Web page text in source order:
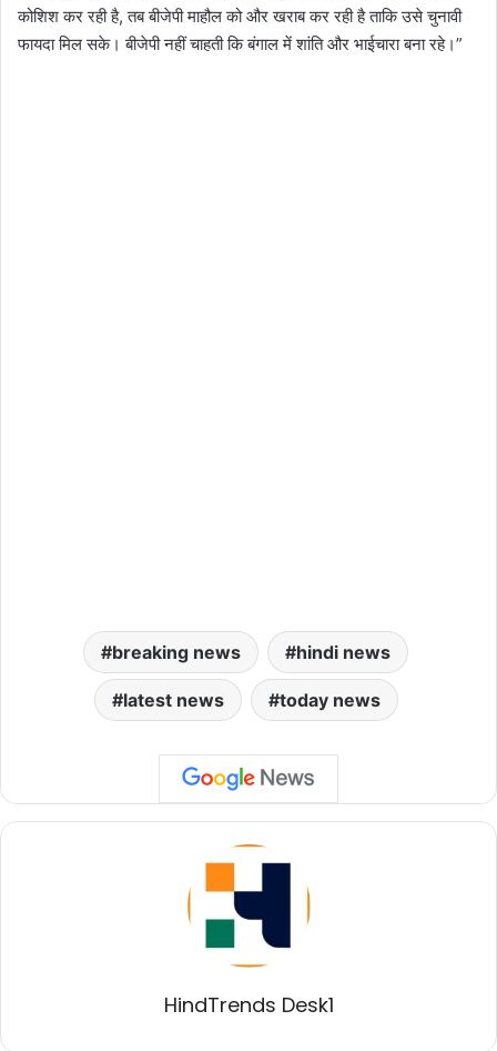
कोशिश कर रही है, तब बीजेपी माहौल को और खराब कर रही है ताकि उसे चुनावी
फायदा मिल सके। बीजेपी नहीं चाहती कि बंगाल में शांति और भाईचारा बना रहे।”
breaking news hindi news
latest news today news
HindTrends Desk1